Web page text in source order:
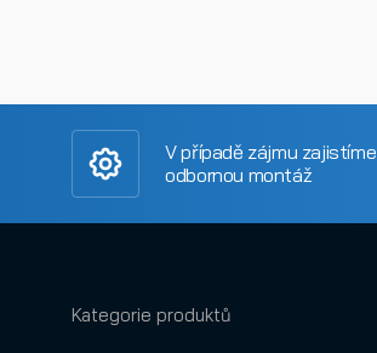
V případě zájmu zajistíme
odbornou montáž
Kategorie produktů